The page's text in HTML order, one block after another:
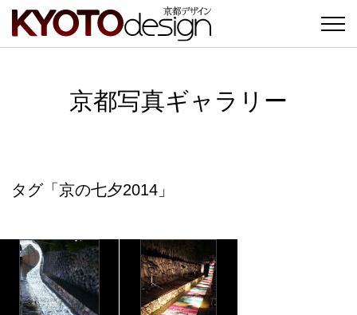
京都写真ギャラリー
タグ「京の七夕2014」